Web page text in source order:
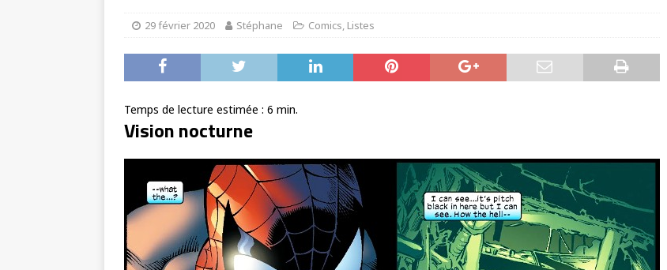
29 février 2020 Stéphane Comics, Listes
Temps de lecture estimée : 6 min.
Vision nocturne